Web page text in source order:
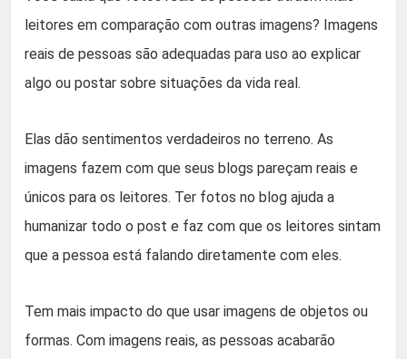
leitores em comparação com outras imagens? Imagens
reais de pessoas são adequadas para uso ao explicar
algo ou postar sobre situações da vida real.
Elas dão sentimentos verdadeiros no terreno. As
imagens fazem com que seus blogs pareçam reais e
únicos para os leitores. Ter fotos no blog ajuda a
humanizar todo o post e faz com que os leitores sintam
que a pessoa está falando diretamente com eles.
Tem mais impacto do que usar imagens de objetos ou
formas. Com imagens reais, as pessoas acabarão